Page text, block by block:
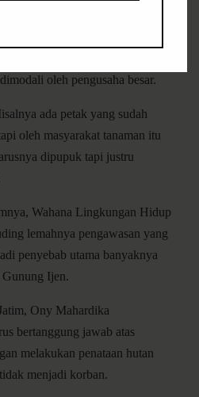
oleh pengusaha besar.
ada petak yang sudah
oleh masyarakat tanaman itu
dipupuk tapi justru
Wahana Lingkungan Hidup
lemahnya pengawasan yang
penyebab utama banyaknya
Ijen.
Ony Mahardika
bertanggung jawab atas
melakukan penataan hutan
menjadi korban.